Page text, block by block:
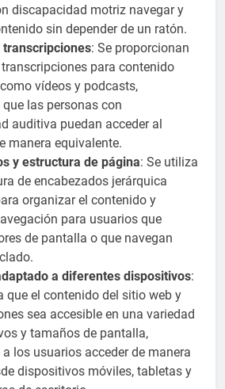
discapacidad motriz navegar y
sin depender de un ratón.
transcripciones: Se proporcionan
para contenido
vídeos y podcasts,
las personas con
auditiva puedan acceder al
manera equivalente.
y estructura de página: Se utiliza
de encabezados jerárquica
organizar el contenido y
para usuarios que
de pantalla o que navegan
a diferentes dispositivos:
que el contenido del sitio web y
sea accesible en una variedad
y tamaños de pantalla,
los usuarios acceder de manera
dispositivos móviles, tabletas y